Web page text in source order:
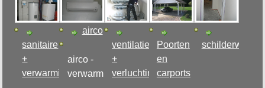
sanitaire
+
verwarmingsinstallatie
airco
airco -
verwarming
ventilatie
+
verluchtingssystemen
Poorten
en
carports
schilderwerken